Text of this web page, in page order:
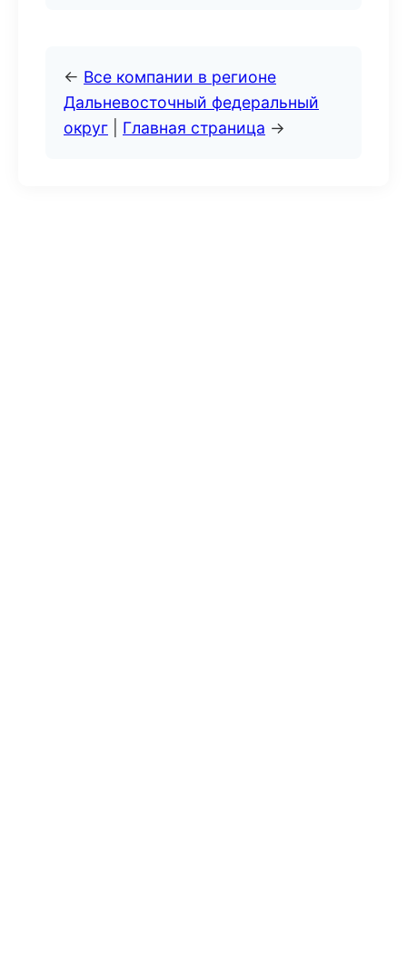
← Все компании в регионе
Дальневосточный федеральный
округ
Главная страница →